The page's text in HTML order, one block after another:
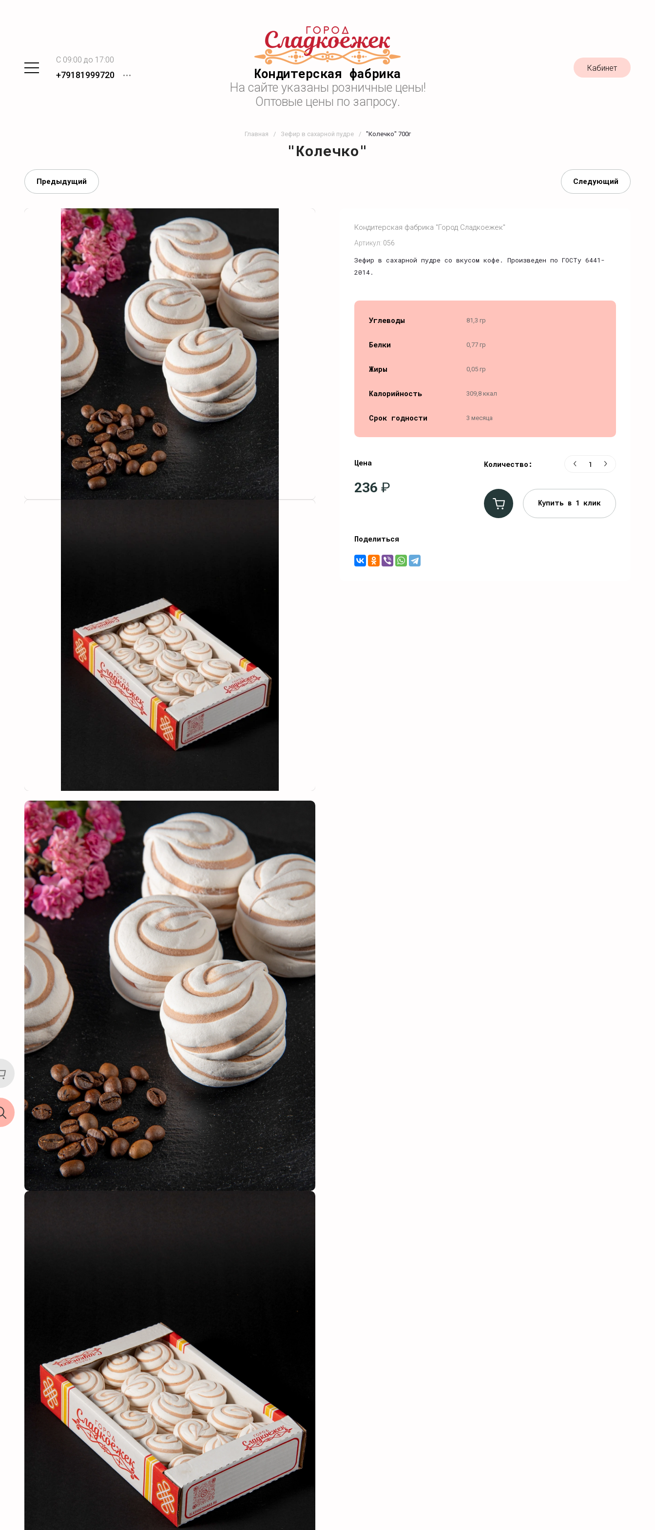
Кондитерская фабрика
На сайте указаны розничные цены!
Оптовые цены по запросу.
C 09:00 до 17:00
+79181999720
Кабинет
Главная / Зефир в сахарной пудре / "Колечко" 700г
"Колечко"
Предыдущий Следующий
Артикул: 056
Кондитерская фабрика "Город Сладкоежек"
Зефир в сахарной пудре со вкусом кофе. Произведен по ГОСТу 6441-
2014.
Цена
236 ₽
Количество:
Купить в 1 клик
Углеводы 81,3 гр
Белки 0,77 гр
Жиры 0,05 гр
Калорийность 309,8 ккал
Срок годности 3 месяца
Поделиться